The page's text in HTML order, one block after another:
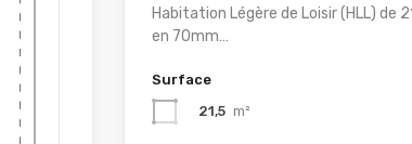
Habitation Légère de Loisir (HLL) de
en 70mm…
Surface
21,5 m²